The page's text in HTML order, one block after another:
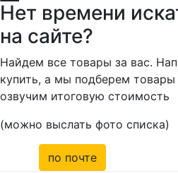
Нет времени
на сайте?
Найдем все товары за вас.
купить, а мы подберем
озвучим итоговую стоимость
(можно выслать фото списка)
по почте